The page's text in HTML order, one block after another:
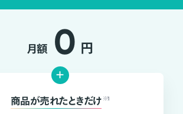
月額 0 円
+
商品が売れたときだけ ※1